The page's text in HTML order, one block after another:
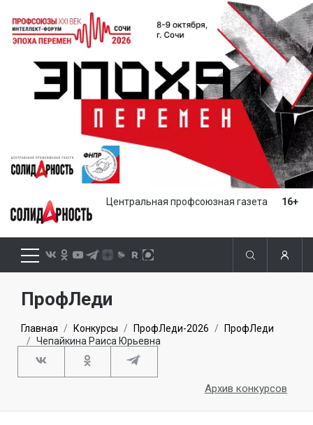
Центральная профсоюзная газета 16+
ПрофЛеди
Главная Конкурсы ПрофЛеди-2026
ПрофЛеди
Чепайкина Раиса Юрьевна
Архив конкурсов